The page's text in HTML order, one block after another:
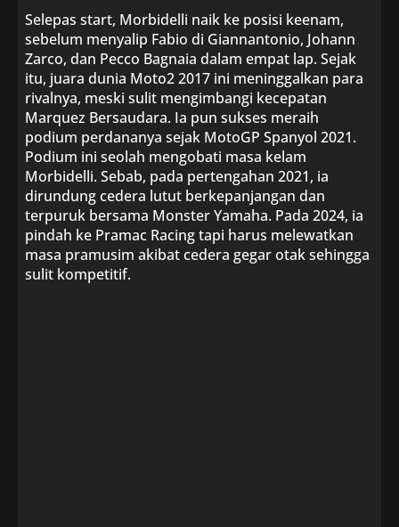
Selepas start, Morbidelli naik ke posisi keenam,
sebelum menyalip Fabio di Giannantonio, Johann
Zarco, dan Pecco Bagnaia dalam empat lap. Sejak
itu, juara dunia Moto2 2017 ini meninggalkan para
rivalnya, meski sulit mengimbangi kecepatan
Marquez Bersaudara. Ia pun sukses meraih
podium perdananya sejak MotoGP Spanyol 2021.
Podium ini seolah mengobati masa kelam
Morbidelli. Sebab, pada pertengahan 2021, ia
dirundung cedera lutut berkepanjangan dan
terpuruk bersama Monster Yamaha. Pada 2024, ia
pindah ke Pramac Racing tapi harus melewatkan
masa pramusim akibat cedera gegar otak sehingga
sulit kompetitif.